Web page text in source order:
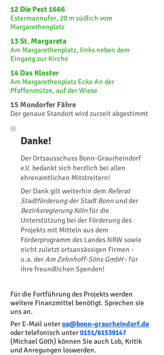
12 Die Pest 1666
Estermannufer, 20 m südlich vom
Margarethenplatz
13 St. Margareta
Am Margarethenplatz, links neben dem
Eingang zur Kirche
14 Das Kloster
Am Margarethenplatz Ecke An der
Pfaffenmütze, auf der Wiese
15 Mondorfer Fähre
Der genaue Standort wird zurzeit abgestimmt
Danke!
Der Ortsausschuss Bonn-Graurheindorf
e.V. bedankt sich herzlich bei allen
ehrenamtlichen Mitstreitern!
Der Dank gilt weiterhin dem Referat
Stadtförderung der Stadt Bonn und der
Bezirksregierung Kölnfür die
Unterstützung bei der Förderung des
Projekts mit Mitteln aus dem
Förderprogramm des Landes NRW sowie
nicht zuletzt ortsansässigen Firmen -
u.a. derAm Zehnhoff-Söns GmbH- für
ihre freundlichen Spenden!
​Für die Fortführung des Projekts werden
weitere Finanzmittel benötigt. Sprechen sie
uns an.
Per E-Mail unteroa@bonn-graurheindorf.de
oder telefonisch unter0151/61539147
(Michael Göth) können Sie auch Lob, Kritik
und Anregungen loswerden.